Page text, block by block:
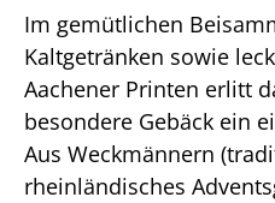
Im gemütlichen
Kaltgetränken sowie
Aachener Printen erlitt
besondere Gebäck ein
Aus Weckmännern
rheinländisches